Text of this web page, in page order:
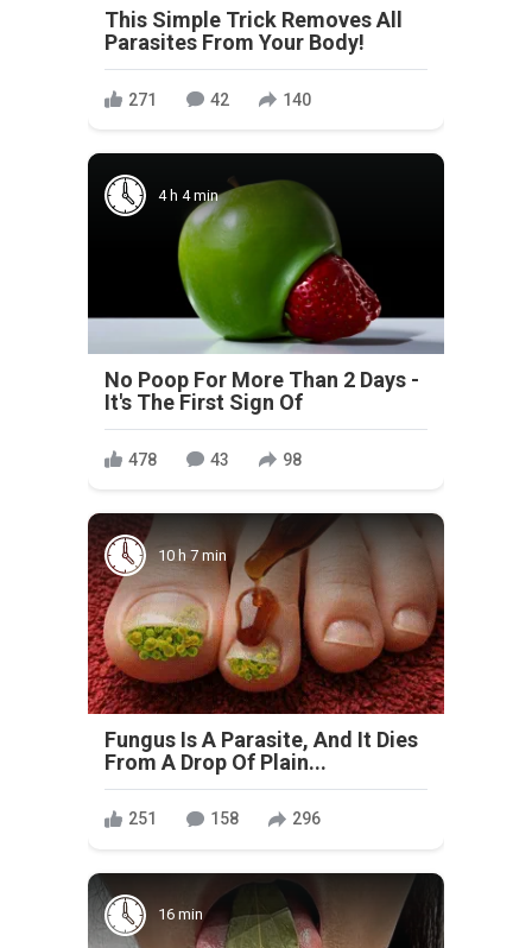
This Simple Trick Removes All
Parasites From Your Body!
271 42 140
4 h 4 min
No Poop For More Than 2 Days -
It's The First Sign Of
478 43 98
10 h 7 min
Fungus Is A Parasite, And It Dies
From A Drop Of Plain...
251 158 296
16 min